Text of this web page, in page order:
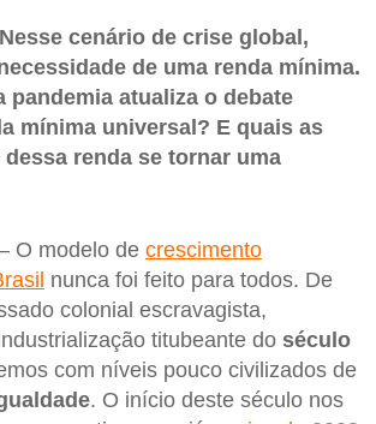
cenário de crise global,
de uma renda mínima.
pandemia atualiza o debate
mínima universal? E quais as
renda se tornar uma
O modelo de crescimento
nunca foi feito para todos. De
colonial escravagista,
titubeante do século
com níveis pouco civilizados de
. O início deste século nos